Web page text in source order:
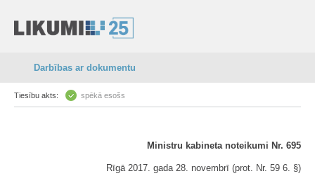
Darbības ar dokumentu
Tiesību akts: spēkā esošs
Ministru kabineta noteikumi Nr. 695
Rīgā 2017. gada 28. novembrī (prot. Nr. 59 6. §)